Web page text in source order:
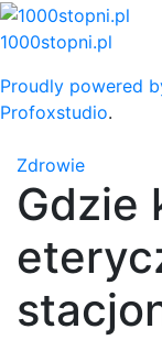
Skip
to
1000stopni.pl
Proudly powered
Profoxstudio.
Zdrowie
Gdzie